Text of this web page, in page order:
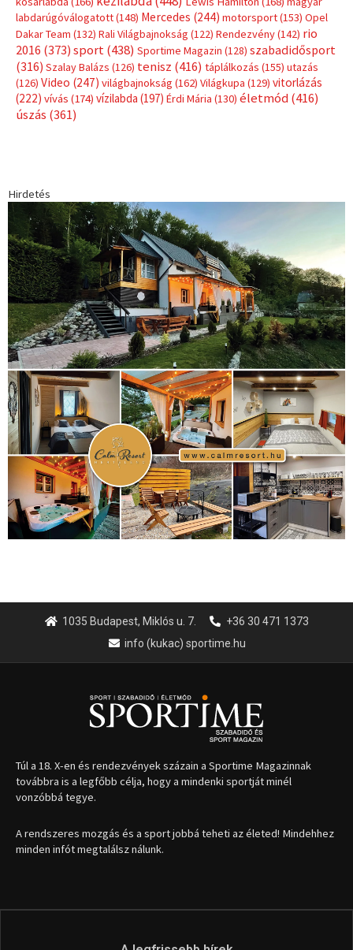
labdarúgóválogatott(148) Mercedes (244) motorsport(153) Opel
Dakar Team (132) Rali Világbajnokság (122) Rendezvény(142) rio
2016 (373) sport(438) Sportime Magazin (128) szabadidősport
(316) Szalay Balázs (126) tenisz (416) táplálkozás (155) utazás
(126) Video (247) világbajnokság (162) Világkupa (129) vitorlázás
(222) vívás (174) vízilabda (197) Érdi Mária (130) életmód(416)
úszás (361)
Hirdetés
1035 Budapest, Miklós u. 7.
+36 30 471 1373
info (kukac) sportime.hu
Túl a 18. X-en és rendezvények százain a Sportime Magazinnak
továbbra is a legfőbb célja, hogy a mindenki sportját minél
vonzóbbá tegye.
A rendszeres mozgás és a sport jobbá teheti az életed! Mindehhez
minden infót megtalálsz nálunk.